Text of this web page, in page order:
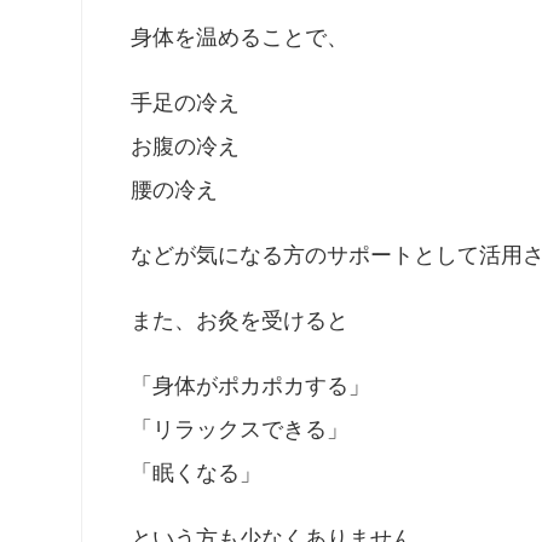
身体を温めることで、
手足の冷え
お腹の冷え
腰の冷え
などが気になる方のサポートとして活用
また、お灸を受けると
「身体がポカポカする」
「リラックスできる」
「眠くなる」